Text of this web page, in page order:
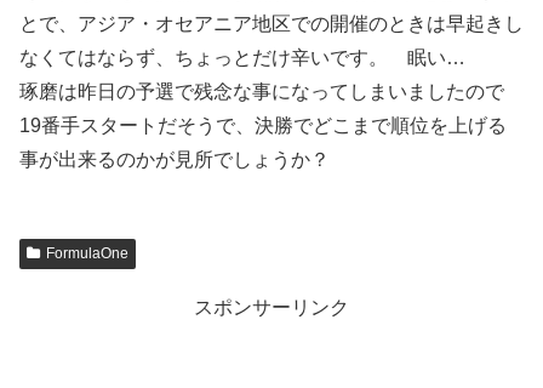
とで、アジア・オセアニア地区での開催のときは早起きし
なくてはならず、ちょっとだけ辛いです。 眠い…
琢磨は昨日の予選で残念な事になってしまいましたので
19番手スタートだそうで、決勝でどこまで順位を上げる
事が出来るのかが見所でしょうか？
FormulaOne
スポンサーリンク